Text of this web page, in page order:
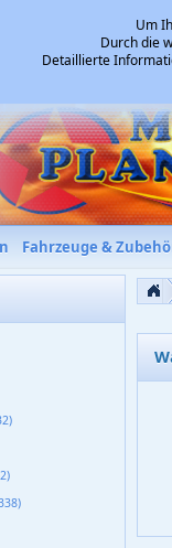
Fahrzeuge &
Um
Durch die
Detaillierte